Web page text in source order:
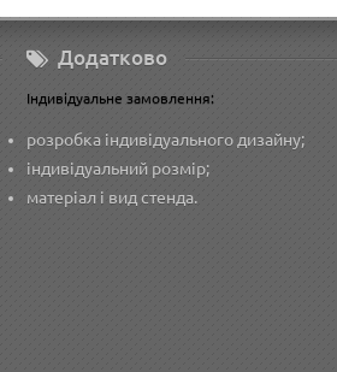
Додатково
Індивідуальне замовлення:
розробка індивідуального дизайну;
індивідуальний розмір;
матеріал і вид стенда.